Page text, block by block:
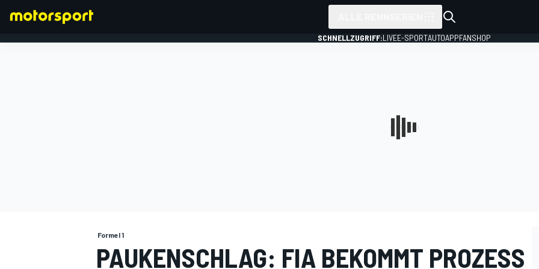
SCHNELLZUGRIFF:LIVEE-SPORTAUTOAPPFANSHOP
Formel 1
PAUKENSCHLAG: FIA BEKOMMT PROZESS